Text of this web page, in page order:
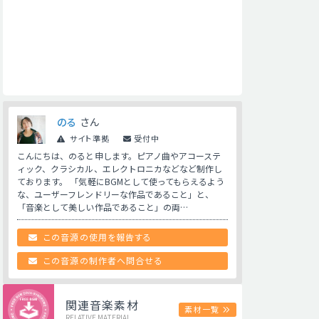
のる さん
サイト準拠 受付中
こんにちは、のると申します。ピアノ曲やアコーステ
ィック、クラシカル、エレクトロニカなどなど制作し
ております。 「気軽にBGMとして使ってもらえるよう
な、ユーザーフレンドリーな作品であること」と、
「音楽として美しい作品であること」の両…
この音源の使用を報告する
この音源の制作者へ問合せる
関連音楽素材
RELATIVE MATERIAL
素材一覧